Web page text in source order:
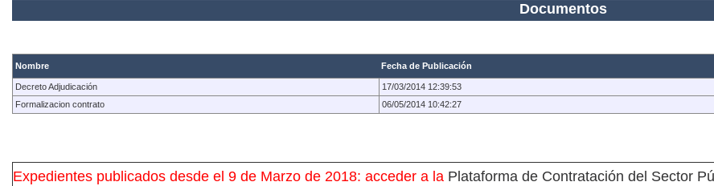
Documentos
Nombre Fecha de Publicación
Decreto Adjudicación 17/03/2014 12:39:53
Formalizacion contrato
06/05/2014 10:42:27
Expedientes publicados desde el 9 de Marzo de 2018: acceder a la Plataforma de Contratación del Sector